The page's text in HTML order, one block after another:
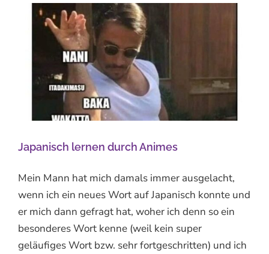
Japanisch lernen durch Animes
Mein Mann hat mich damals immer ausgelacht,
wenn ich ein neues Wort auf Japanisch konnte und
er mich dann gefragt hat, woher ich denn so ein
besonderes Wort kenne (weil kein super
geläufiges Wort bzw. sehr fortgeschritten) und ich